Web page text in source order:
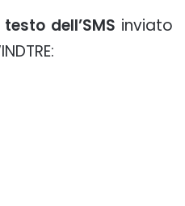
testo dell’SMS inviato